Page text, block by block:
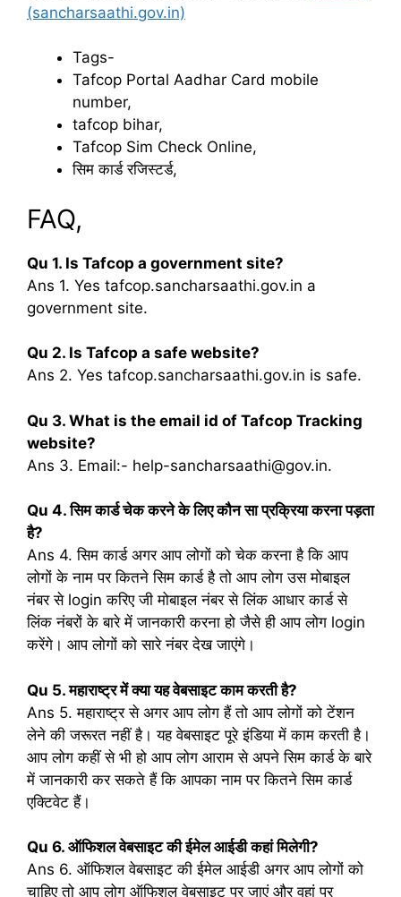
(sancharsaathi.gov.in)
Tags-
Tafcop Portal Aadhar Card mobile
number,
tafcop bihar,
Tafcop Sim Check Online,
सिम कार्ड रजिस्टर्ड,
FAQ,
Qu 1. Is Tafcop a government site?
Ans 1. Yes tafcop.sancharsaathi.gov.in a
government site.
Qu 2. Is Tafcop a safe website?
Ans 2. Yes tafcop.sancharsaathi.gov.in is safe.
Qu 3. What is the email id of Tafcop Tracking
website?
Ans 3. Email:- help-sancharsaathi@gov.in.
Qu 4. सिम कार्ड चेक करने के लिए कौन सा प्रक्रिया करना पड़ता
है?
Ans 4. सिम कार्ड अगर आप लोगों को चेक करना है कि आप
लोगों के नाम पर कितने सिम कार्ड है तो आप लोग उस मोबाइल
नंबर से login करिए जी मोबाइल नंबर से लिंक आधार कार्ड से
लिंक नंबरों के बारे में जानकारी करना हो जैसे ही आप लोग login
करेंगे। आप लोगों को सारे नंबर देख जाएंगे।
Qu 5. महाराष्ट्र में क्या यह वेबसाइट काम करती है?
Ans 5. महाराष्ट्र से अगर आप लोग हैं तो आप लोगों को टेंशन
लेने की जरूरत नहीं है। यह वेबसाइट पूरे इंडिया में काम करती है।
आप लोग कहीं से भी हो आप लोग आराम से अपने सिम कार्ड के बारे
में जानकारी कर सकते हैं कि आपका नाम पर कितने सिम कार्ड
एक्टिवेट हैं।
Qu 6. ऑफिशल वेबसाइट की ईमेल आईडी कहां मिलेगी?
Ans 6. ऑफिशल वेबसाइट की ईमेल आईडी अगर आप लोगों को
चाहिए तो आप लोग ऑफिशल वेबसाइट पर जाएं और वहां पर